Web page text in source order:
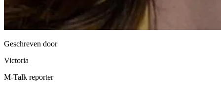
Geschreven door
Victoria
M-Talk reporter